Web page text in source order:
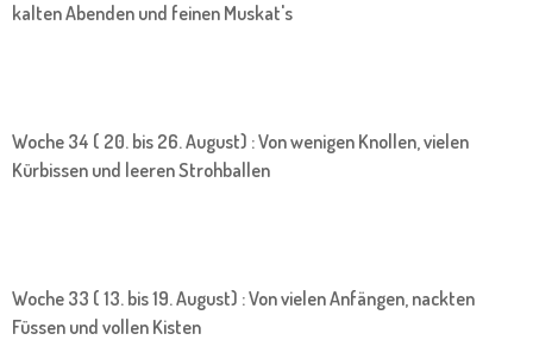
kalten Abenden und feinen Muskat's
Woche 34 ( 20. bis 26. August) : Von wenigen Knollen, vielen
Kürbissen und leeren Strohballen
Woche 33 ( 13. bis 19. August) : Von vielen Anfängen, nackten
Füssen und vollen Kisten